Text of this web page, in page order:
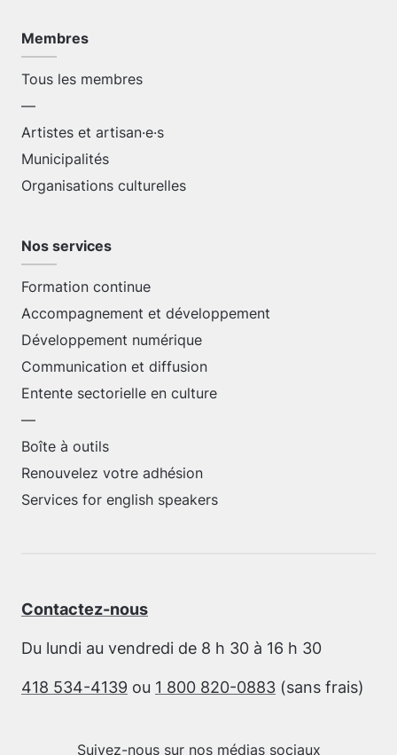
Membres
Tous les membres
—
Artistes et artisan·e·s
Municipalités
Organisations culturelles
Nos services
Formation continue
Accompagnement et développement
Développement numérique
Communication et diffusion
Entente sectorielle en culture
—
Boîte à outils
Renouvelez votre adhésion
Services for english speakers
Contactez-nous
Du lundi au vendredi de 8 h 30 à 16 h 30
418 534-4139 ou 1 800 820-0883 (sans frais)
Suivez-nous sur nos médias sociaux